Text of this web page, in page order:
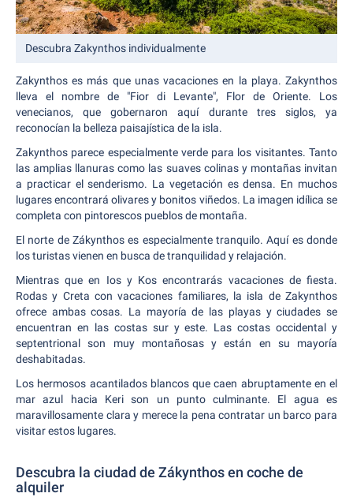
Descubra Zakynthos individualmente
Zakynthos es más que unas vacaciones en la playa. Zakynthos
lleva el nombre de "Fior di Levante", Flor de Oriente. Los
venecianos, que gobernaron aquí durante tres siglos, ya
reconocían la belleza paisajística de la isla.
Zakynthos parece especialmente verde para los visitantes. Tanto
las amplias llanuras como las suaves colinas y montañas invitan
a practicar el senderismo. La vegetación es densa. En muchos
lugares encontrará olivares y bonitos viñedos. La imagen idílica se
completa con pintorescos pueblos de montaña.
El norte de Zákynthos es especialmente tranquilo. Aquí es donde
los turistas vienen en busca de tranquilidad y relajación.
Mientras que en Ios y Kos encontrarás vacaciones de fiesta.
Rodas y Creta con vacaciones familiares, la isla de Zakynthos
ofrece ambas cosas. La mayoría de las playas y ciudades se
encuentran en las costas sur y este. Las costas occidental y
septentrional son muy montañosas y están en su mayoría
deshabitadas.
Los hermosos acantilados blancos que caen abruptamente en el
mar azul hacia Keri son un punto culminante. El agua es
maravillosamente clara y merece la pena contratar un barco para
visitar estos lugares.
Descubra la ciudad de Zákynthos en coche de
alquiler